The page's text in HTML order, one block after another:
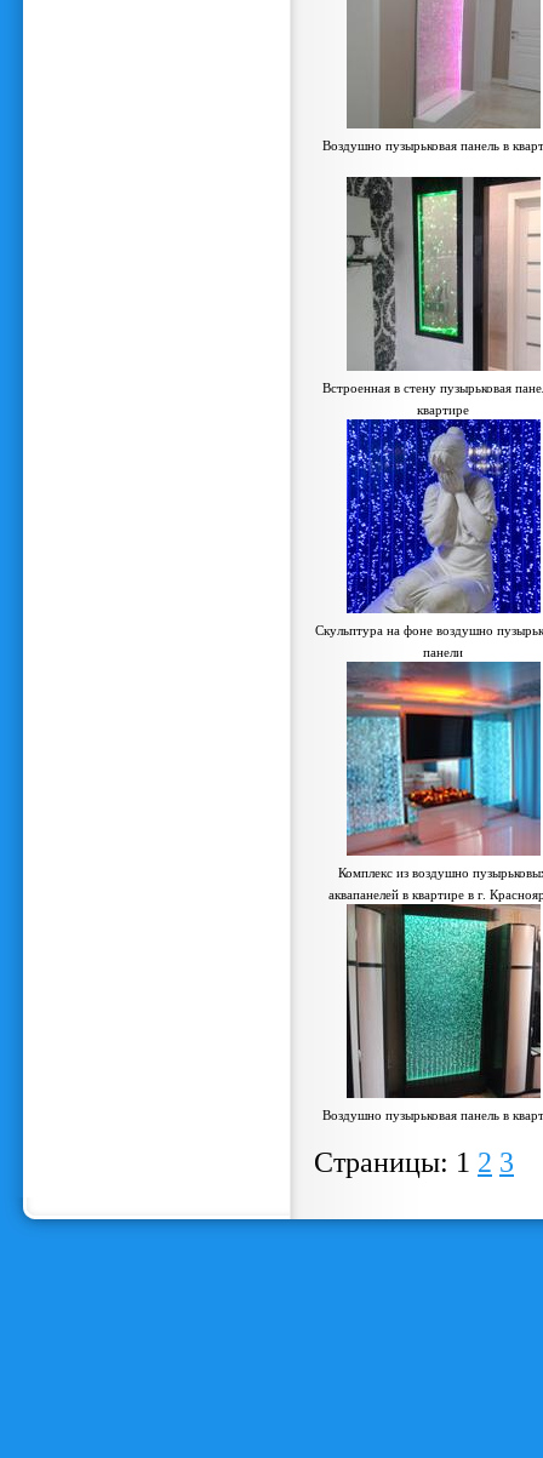
Воздушно пузырьковая панель в
Встроенная в стену пузырьковая
квартире
Скульптура на фоне воздушно
панели
Комплекс из воздушно
аквапанелей в квартире в г.
Воздушно пузырьковая панель в
Страницы: 1 2 3